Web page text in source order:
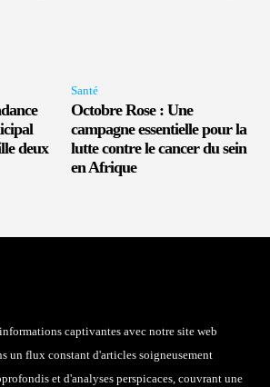
deux
Santé
Octobre Rose : Une
campagne essentielle pour la
lutte contre le cancer du sein
en Afrique
captivantes avec notre site web
un flux constant d'articles soigneusement
et d'analyses perspicaces, couvrant une